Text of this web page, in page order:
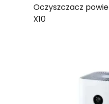
Oczyszczacz
X10